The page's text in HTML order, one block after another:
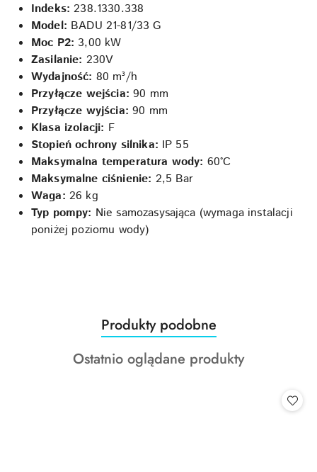
Indeks: 238.1330.338
Model: BADU 21-81/33 G
Moc P2: 3,00 kW
Zasilanie: 230V
Wydajność: 80 m³/h
Przyłącze wejścia: 90 mm
Przyłącze wyjścia: 90 mm
Klasa izolacji: F
Stopień ochrony silnika: IP 55
Maksymalna temperatura wody: 60°C
Maksymalne ciśnienie: 2,5 Bar
Waga: 26 kg
Typ pompy: Nie samozasysająca (wymaga instalacji
poniżej poziomu wody)
Pomiń karuzelę produktów
Produkty
o
statusie:
Produkty podobne
Produkty
Ostatnio oglądane produkty